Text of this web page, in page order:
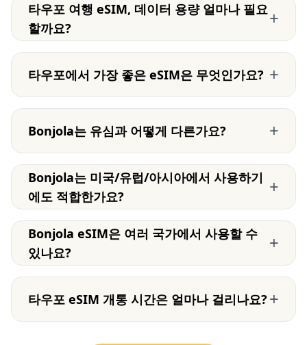
타우포 여행 eSIM, 데이터 용량 얼마나 필요
할까요?
+
타우포에서 가장 좋은 eSIM은 무엇인가요? +
Bonjola는 유심과 어떻게 다른가요? +
Bonjola는 미국/유럽/아시아에서 사용하기
에도 적합한가요?
+
Bonjola eSIM은 여러 국가에서 사용할 수
있나요?
+
타우포 eSIM 개통 시간은 얼마나 걸리나요? +